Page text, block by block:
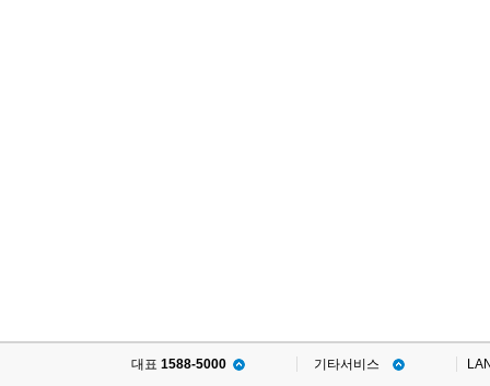
대표 1588-5000 기타서비스